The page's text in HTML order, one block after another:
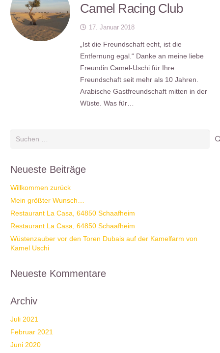
Camel Racing Club
17. Januar 2018
„Ist die Freundschaft echt, ist die
Entfernung egal.“ Danke an meine liebe
Freundin Camel-Uschi für Ihre
Freundschaft seit mehr als 10 Jahren.
Arabische Gastfreundschaft mitten in der
Wüste. Was für…
Suchen
Neueste Beiträge
Willkommen zurück
Mein größter Wunsch…
Restaurant La Casa, 64850 Schaafheim
Restaurant La Casa, 64850 Schaafheim
Wüstenzauber vor den Toren Dubais auf der Kamelfarm von
Kamel Uschi
Neueste Kommentare
Archiv
Juli 2021
Februar 2021
Juni 2020